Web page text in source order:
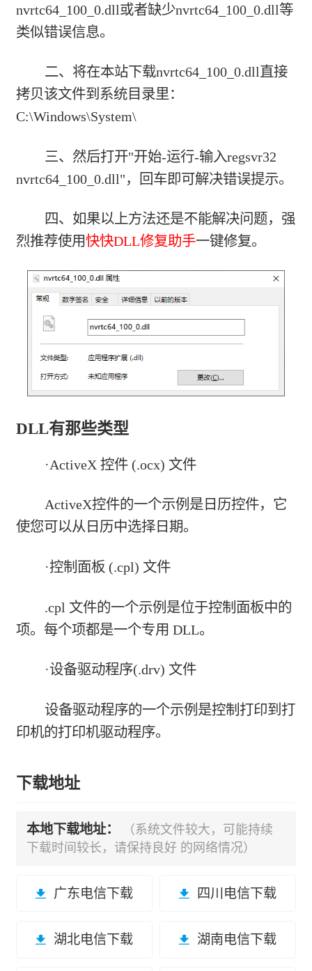
nvrtc64_100_0.dll或者缺少nvrtc64_100_0.dll等
类似错误信息。
二、将在本站下载nvrtc64_100_0.dll直接
拷贝该文件到系统目录里：
C:\Windows\System\
三、然后打开"开始-运行-输入regsvr32
nvrtc64_100_0.dll"，回车即可解决错误提示。
四、如果以上方法还是不能解决问题，强
烈推荐使用快快DLL修复助手一键修复。
DLL有那些类型
·ActiveX 控件 (.ocx) 文件
ActiveX控件的一个示例是日历控件，它
使您可以从日历中选择日期。
·控制面板 (.cpl) 文件
.cpl 文件的一个示例是位于控制面板中的
项。每个项都是一个专用 DLL。
·设备驱动程序(.drv) 文件
设备驱动程序的一个示例是控制打印到打
印机的打印机驱动程序。
下载地址
本地下载地址：
（系统文件较大，可能持续
下载时间较长，请保持良好 的网络情况）
广东电信下载 四川电信下载
湖北电信下载 湖南电信下载